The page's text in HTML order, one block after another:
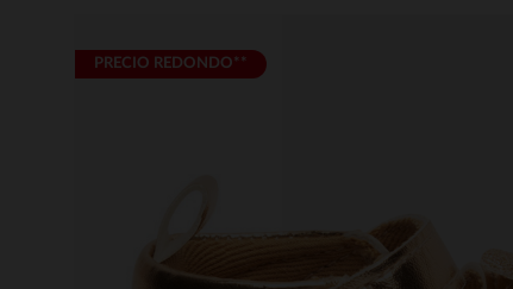
PRECIO REDONDO**